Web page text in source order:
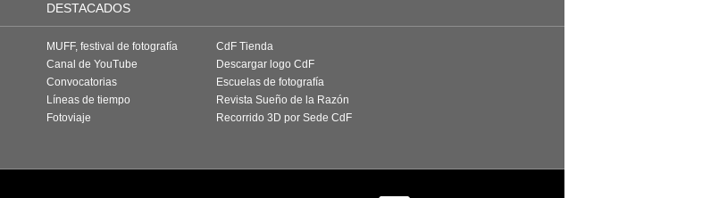
DESTACADOS
MUFF, festival de fotografía
Canal de YouTube
Convocatorias
Líneas de tiempo
Fotoviaje
CdF Tienda
Descargar logo CdF
Escuelas de fotografía
Revista Sueño de la Razón
Recorrido 3D por Sede CdF